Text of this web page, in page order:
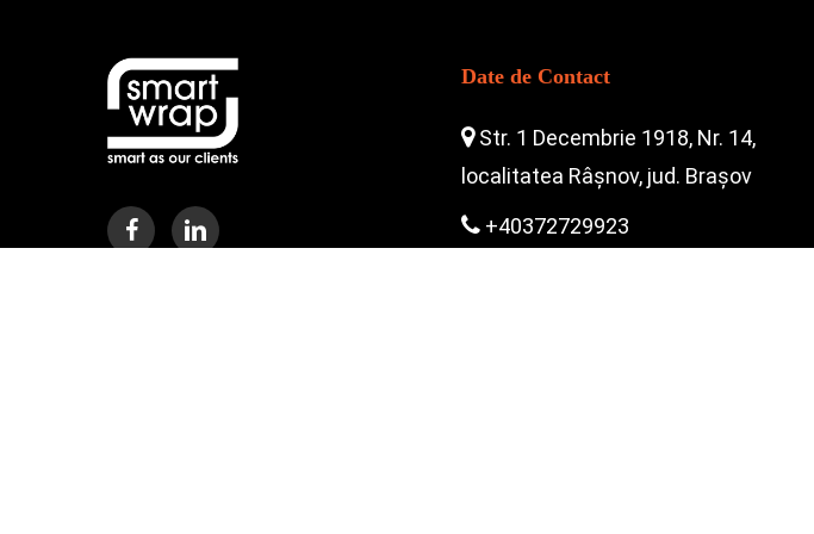
Date de Contact
Str. 1 Decembrie 1918, Nr. 14,
localitatea Râșnov, jud. Brașov
+40372729923